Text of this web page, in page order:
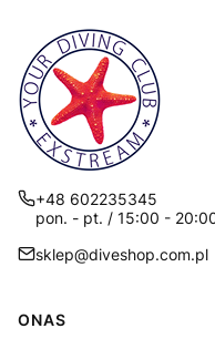
+48 602235345
pon. - pt. / 15:00 -
sklep@diveshop.com.pl
Linki w stopce
ONAS